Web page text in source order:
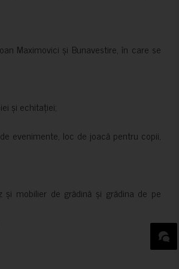
Maximovici și Bunavestire, în care se
și echitației;
evenimente, loc de joacă pentru copii,
mobilier de grădină și grădina de pe